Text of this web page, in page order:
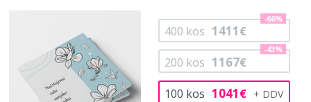
100 kos 1041€
200 kos 1167€
-43%
400 kos 1411€
-66%